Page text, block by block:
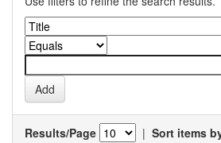
Results/Page | Sort items